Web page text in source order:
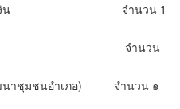
มายผู้ยืมเงิน จำนวน 1
คจ. หมู่บ้าน จำนวน
ฒนาชุมชนอำเภอ) จำนวน ๑